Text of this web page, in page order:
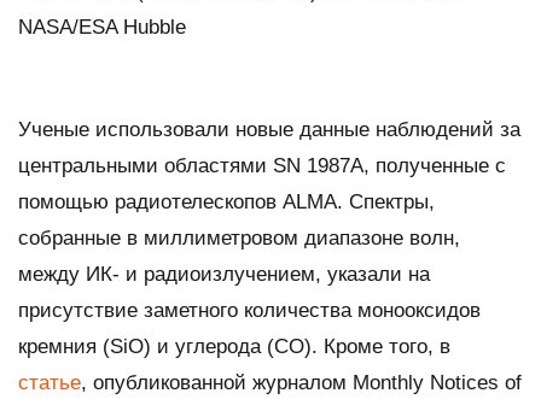
NASA/ESA Hubble
Ученые использовали новые данные наблюдений за
центральными областями SN 1987A, полученные с
помощью радиотелескопов ALMA. Спектры,
собранные в миллиметровом диапазоне волн,
между ИК- и радиоизлучением, указали на
присутствие заметного количества монооксидов
кремния (SiO) и углерода (СО). Кроме того, в
статье, опубликованной журналом Monthly Notices of